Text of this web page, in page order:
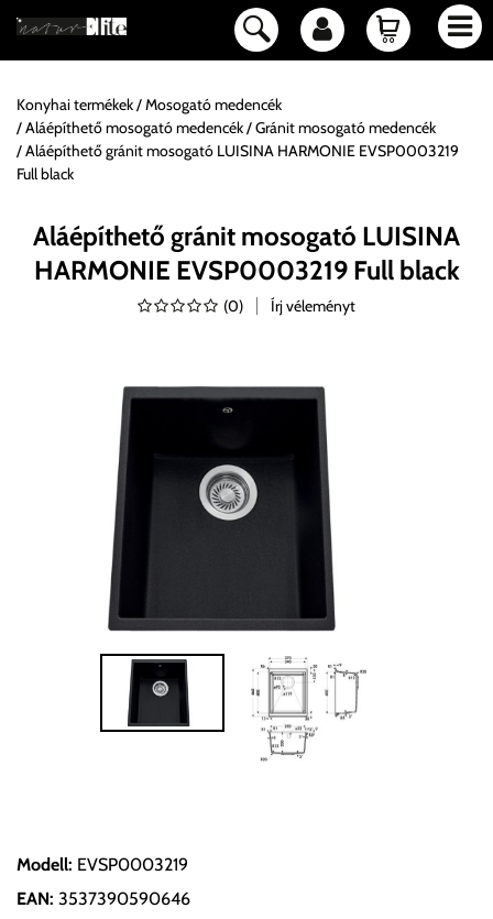
Konyhai termékek
Mosogató medencék
Aláépíthető mosogató medencék
Gránit mosogató medencék
Aláépíthető gránit mosogató LUISINA HARMONIE EVSP0003219
Full black
Aláépíthető gránit mosogató LUISINA
HARMONIE EVSP0003219 Full black
(0) Írj véleményt
Modell: EVSP0003219
EAN: 3537390590646